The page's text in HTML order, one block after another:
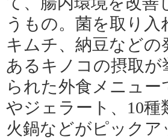
うもの。菌を取り
キムチ、納豆など
あるキノコの摂取
られた外食メニュ
やジェラート、10
火鍋などがピック